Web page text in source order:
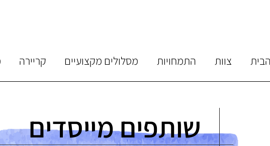
צוות התמחויות מסלולים מקצועיים קריירה
שותפים מייסדים